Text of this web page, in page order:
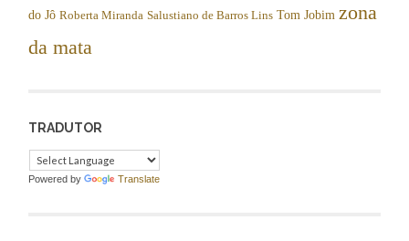
do Jô Roberta Miranda Salustiano de Barros Lins Tom Jobim zona
da mata
TRADUTOR
Powered by Translate